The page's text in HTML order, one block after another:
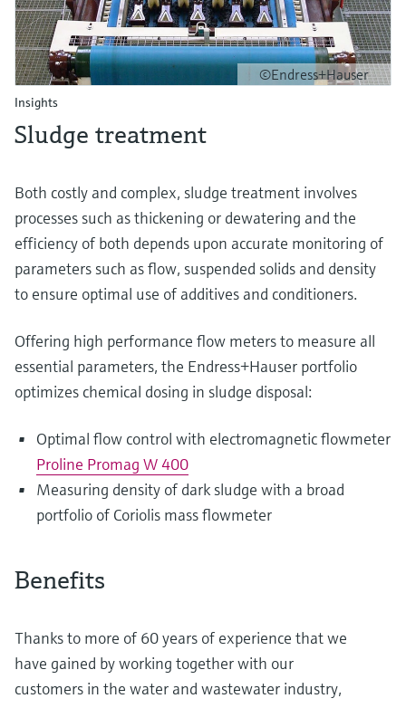
©Endress+Hauser
Insights
Sludge treatment
Both costly and complex, sludge treatment involves
processes such as thickening or dewatering and the
efficiency of both depends upon accurate monitoring of
parameters such as flow, suspended solids and density
to ensure optimal use of additives and conditioners.
Offering high performance flow meters to measure all
essential parameters, the Endress+Hauser portfolio
optimizes chemical dosing in sludge disposal:
Optimal flow control with electromagnetic flowmeter
Proline Promag W 400
Measuring density of dark sludge with a broad
portfolio of Coriolis mass flowmeter
Benefits
Thanks to more of 60 years of experience that we
have gained by working together with our
customers in the water and wastewater industry,